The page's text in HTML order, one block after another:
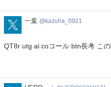
kazuha_0921
一葉 kazuha_0921
QT8r utg ai coコール btn長考 こ